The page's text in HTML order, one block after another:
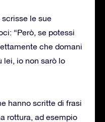
scrisse le sue
“Però, se potessi
che domani
lei, io non sarò lo
hanno scritte di frasi
rottura, ad esempio